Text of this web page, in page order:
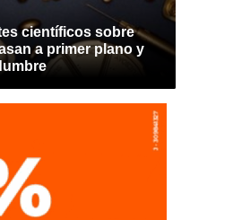
científicos sobre
a primer plano y